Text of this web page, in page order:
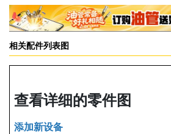
相关配件列表图
查看详细的零件图
添加新设备